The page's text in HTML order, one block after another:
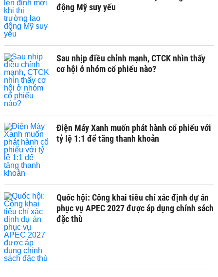
động Mỹ suy yếu
Sau nhịp điều chỉnh mạnh, CTCK nhìn thấy
cơ hội ở nhóm cổ phiếu nào?
Điện Máy Xanh muốn phát hành cổ phiếu với
tỷ lệ 1:1 để tăng thanh khoản
Quốc hội: Công khai tiêu chí xác định dự án
phục vụ APEC 2027 được áp dụng chính sách
đặc thù